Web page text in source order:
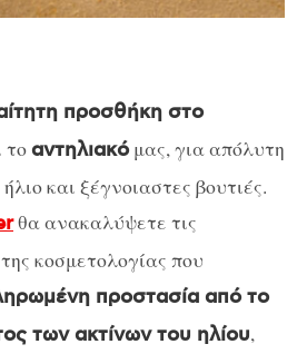
προσθήκη στο
τοαντηλιακόμας, για απόλυτη
και ξέγνοιαστες βουτιές.
θα ανακαλύψετε τις
κοσμετολογίας που
προστασία από το
των ακτίνων του ηλίου,